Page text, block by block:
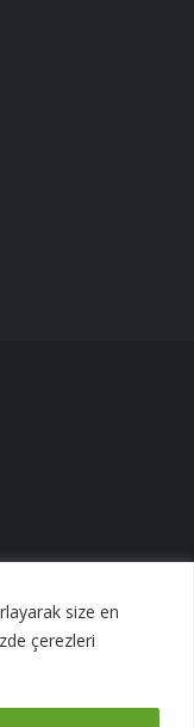
size en
çerezleri